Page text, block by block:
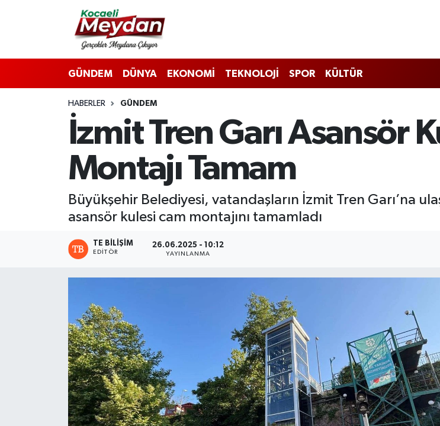
GÜNDEM DÜNYA EKONOMİ TEKNOLOJİ SPOR KÜLTÜR
HABERLER GÜNDEM
İzmit Tren Garı Asansör
Montajı Tamam
Büyükşehir Belediyesi, vatandaşların İzmit Tren Garı’na
asansör kulesi cam montajını tamamladı
TE BILIŞIM
EDITÖR
26.06.2025 - 10:12
YAYINLANMA
Nöbetçi Eczaneler
Hava Durumu
Trafik Durumu
Süper Lig Puan Durumu ve Fikstür
Tüm Manşetler
Son Dakika Haberleri